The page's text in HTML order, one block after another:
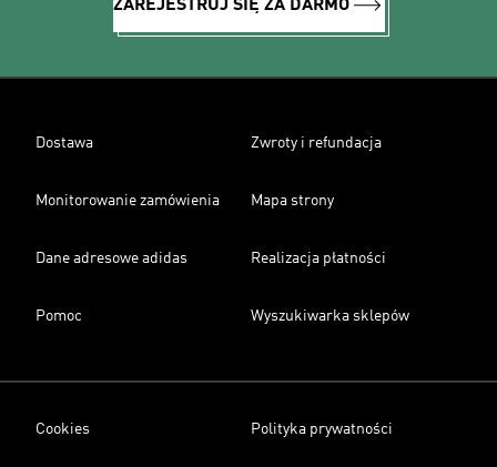
ZAREJESTRUJ SIĘ ZA DARMO
Dostawa Zwroty i refundacja
Monitorowanie zamówienia Mapa strony
Dane adresowe adidas Realizacja płatności
Pomoc Wyszukiwarka sklepów
Cookies Polityka prywatności